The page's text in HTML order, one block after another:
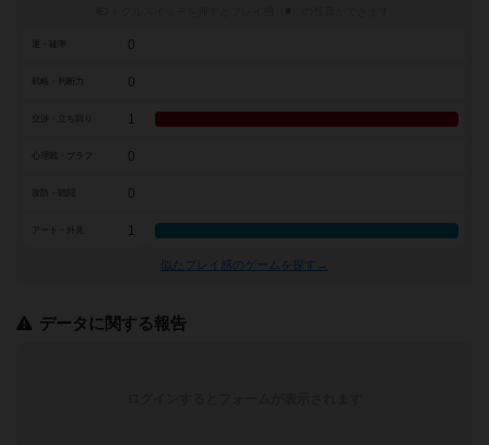
※
0
戦略・判断力 0
1
0
0
アート・外見 1
似たプレイ感のゲームを探す→
データに関する報告